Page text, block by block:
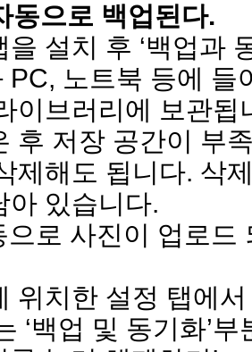
동으로 백업된다.
설치 후 ‘백업과
PC, 노트북 등에 들
이브러리에 보관됩
후 저장 공간이 부
제해도 됩니다. 삭
아 있습니다.
으로 사진이 업로드
위치한 설정 탭에
‘백업 및 동기화’